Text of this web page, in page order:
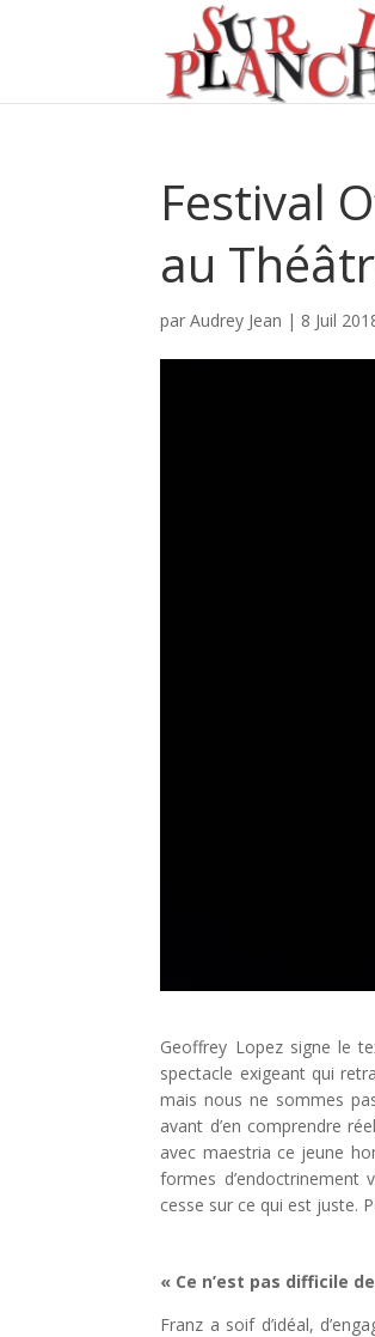
Festival
au
parAudrey Jean | 8 Juil
Geoffrey Lopez signe le
spectacle exigeant qui
mais nous ne sommes
avant d’en comprendre
avec maestria ce jeune
formes d’endoctrinement
cesse sur ce qui est juste.
« Ce n’est pas difficile
Franz a soif d’idéal,